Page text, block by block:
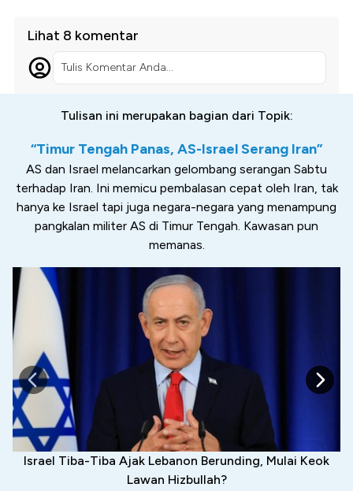
Lihat 8 komentar
Tulis Komentar Anda...
Tulisan ini merupakan bagian dari Topik:
“Timur Tengah Panas, AS-Israel Serang Iran”
AS dan Israel melancarkan gelombang serangan Sabtu
terhadap Iran. Ini memicu pembalasan cepat oleh Iran, tak
hanya ke Israel tapi juga negara-negara yang menampung
pangkalan militer AS di Timur Tengah. Kawasan pun
memanas.
Israel Tiba-Tiba Ajak Lebanon Berunding, Mulai Keok
Lawan Hizbullah?